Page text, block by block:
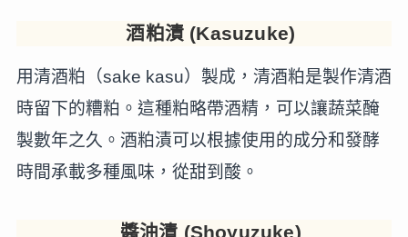
酒粕漬 (Kasuzuke)
用清酒粕（sake kasu）製成，清酒粕是製作清酒
時留下的糟粕。這種粕略帶酒精，可以讓蔬菜醃
製數年之久。酒粕漬可以根據使用的成分和發酵
時間承載多種風味，從甜到酸。
醬油漬 (Shoyuzuke)